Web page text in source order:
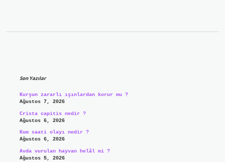
Son Yazılar
Kurşun zararlı ışınlardan korur mu ?
Ağustos 7, 2026
Crista capitis nedir ?
Ağustos 6, 2026
Kum saati olayı nedir ?
Ağustos 6, 2026
Avda vurulan hayvan helâl mi ?
Ağustos 5, 2026